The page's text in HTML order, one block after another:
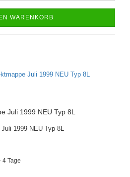
WARENKORB
Juli 1999 NEU Typ 8L
1999 NEU Typ 8L
4 Tage